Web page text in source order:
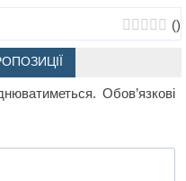
()
Обов’язкові